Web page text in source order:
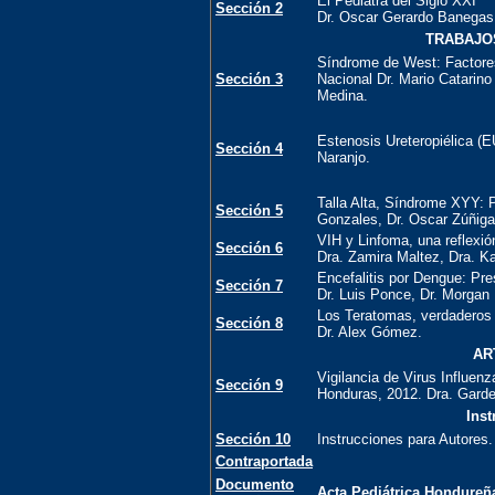
Sección 2
Dr. Oscar Gerardo
Sección 3
Síndrome de West:
Nacional Dr. Mario
Medina.
Sección 4
Estenosis Ureteropiélica
Naranjo.
Sección 5
Talla Alta, Síndrome XYY:
Gonzales, Dr. Oscar
Sección 6
VIH y Linfoma, una
Dra. Zamira Maltez, Dra.
Sección 7
Encefalitis por Dengue:
Dr. Luis Ponce, Dr. Morgan
Sección 8
Los Teratomas,
Dr. Alex Gómez.
Sección 9
Vigilancia de Virus
Honduras, 2012. Dra.
Sección 10
Instrucciones para Autores.
Contraportada
Documento